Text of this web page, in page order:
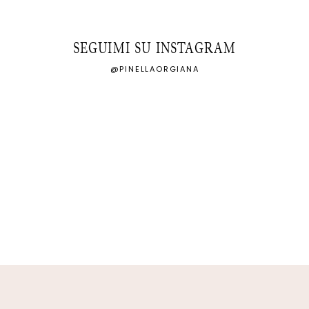
SEGUIMI SU INSTAGRAM
@PINELLAORGIANA